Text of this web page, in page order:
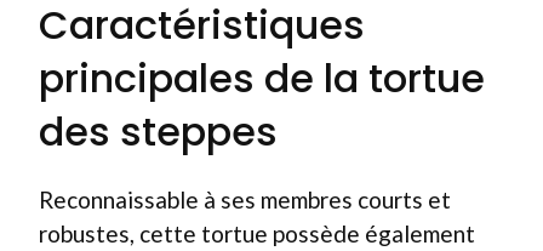
Caractéristiques
principales de la tortue
des steppes
Reconnaissable à ses membres courts et
robustes, cette tortue possède également